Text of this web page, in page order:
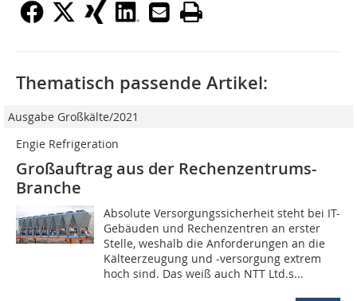
Thematisch passende Artikel:
Ausgabe Großkälte/2021
Engie Refrigeration
Großauftrag aus der Rechenzentrums-
Branche
Absolute Versorgungssicherheit steht bei IT-
Gebäuden und Rechenzentren an erster
Stelle, weshalb die Anforderungen an die
Kälteerzeugung und -versorgung extrem
hoch sind. Das weiß auch NTT Ltd.s...